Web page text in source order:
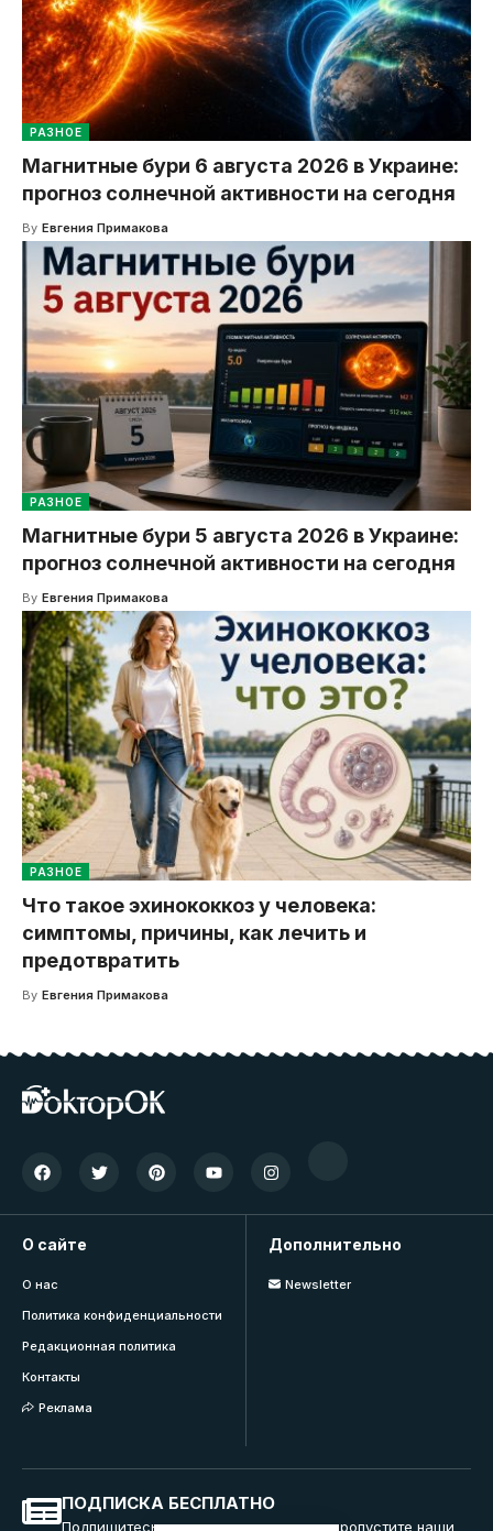
РАЗНОЕ
Магнитные бури 6 августа 2026 в Украине:
прогноз солнечной активности на сегодня
By Евгения Примакова
РАЗНОЕ
Магнитные бури 5 августа 2026 в Украине:
прогноз солнечной активности на сегодня
By Евгения Примакова
РАЗНОЕ
Что такое эхинококкоз у человека:
симптомы, причины, как лечить и
предотвратить
By Евгения Примакова
О сайте
О нас
Политика конфиденциальности
Редакционная политика
Контакты
Реклама
Дополнительно
Newsletter
ПОДПИСКА БЕСПЛАТНО
Подпишитесь на нашу рассылку и не пропустите наши